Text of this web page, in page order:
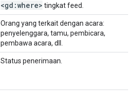
<gd:where> tingkat feed.
Orang yang terkait dengan acara:
penyelenggara, tamu, pembicara,
pembawa acara, dll.
Status penerimaan.